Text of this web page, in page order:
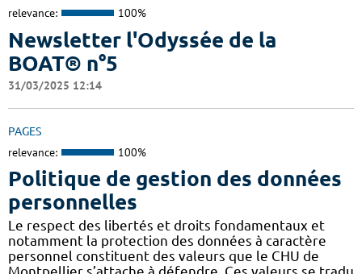
relevance: 100%
Newsletter l'Odyssée de la
BOAT® n°5
31/03/2025 12:14
PAGES
relevance: 100%
Politique de gestion des données
personnelles
Le respect des libertés et droits fondamentaux et
notamment la protection des données à caractère
personnel constituent des valeurs que le CHU de